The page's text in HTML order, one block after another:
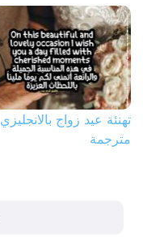
تهنئة عيد زواج بالانجليزي
مترجمة